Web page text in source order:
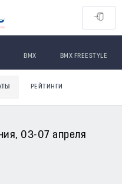
BMX BMX FREESTYLE
РЕЙТИНГИ
03-07 апреля